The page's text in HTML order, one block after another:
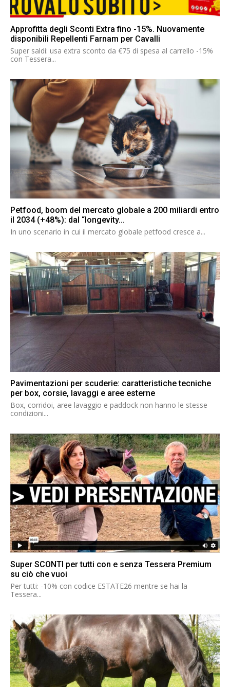
Approfitta degli Sconti Extra fino -15%. Nuovamente
disponibili Repellenti Farnam per Cavalli
Super saldi: usa extra sconto da €75 di spesa al carrello -15%
con Tessera...
Petfood, boom del mercato globale a 200 miliardi entro
il 2034 (+48%): dal “longevity...
In uno scenario in cui il mercato globale petfood cresce a...
Pavimentazioni per scuderie: caratteristiche tecniche
per box, corsie, lavaggi e aree esterne
Box, corridoi, aree lavaggio e paddock non hanno le stesse
condizioni...
Super SCONTI per tutti con e senza Tessera Premium
su ciò che vuoi
Per tutti: -10% con codice ESTATE26 mentre se hai la
Tessera...